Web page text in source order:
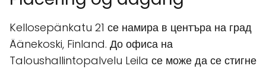
Kellosepänkatu 21 се намира в центъра на град
Äänekoski, Finland. До офиса на
Taloushallintopalvelu Leila се може да се стигне